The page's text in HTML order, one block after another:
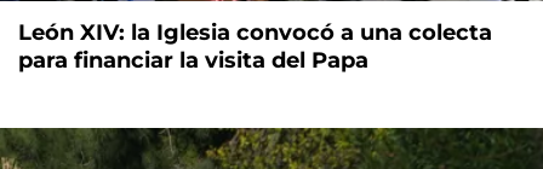
León XIV: la Iglesia convocó a una colecta
para financiar la visita del Papa